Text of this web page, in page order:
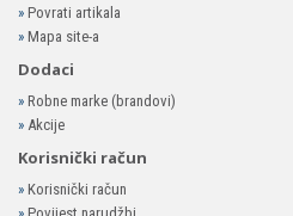
» Povrati artikala
» Mapa site-a
Dodaci
» Robne marke (brandovi)
» Akcije
Korisnički račun
» Korisnički račun